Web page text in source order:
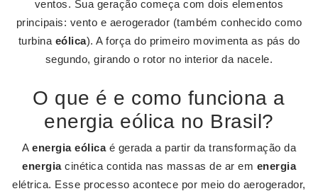
ventos. Sua geração começa com dois elementos
principais: vento e aerogerador (também conhecido como
turbina eólica). A força do primeiro movimenta as pás do
segundo, girando o rotor no interior da nacele.
O que é e como funciona a
energia eólica no Brasil?
A energia eólicaé gerada a partir da transformação da
energiacinética contida nas massas de ar em energia
elétrica. Esse processo acontece por meio do aerogerador,